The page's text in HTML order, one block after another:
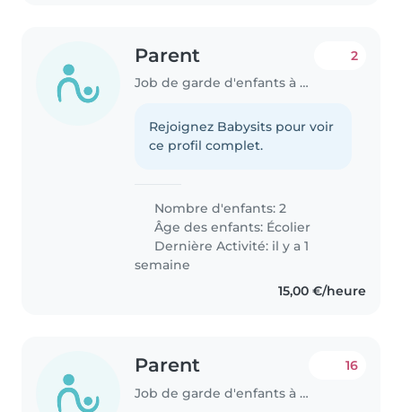
Parent
Job de garde d'enfants à Mertert
2
Rejoignez Babysits pour voir
ce profil complet.
Nombre d'enfants: 2
Âge des enfants: Écolier
Dernière Activité: il y a 1
semaine
15,00 €/heure
Parent
Job de garde d'enfants à Mertert
16